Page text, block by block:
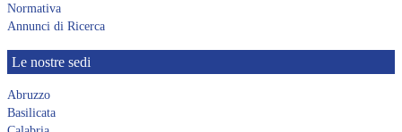
Normativa
Annunci di Ricerca
Le nostre sedi
Abruzzo
Basilicata